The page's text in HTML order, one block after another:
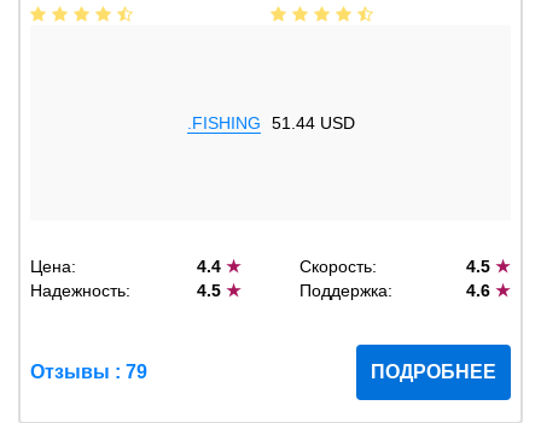
.FISHING 51.44 USD
Цена: 4.4★ Скорость: 4.5 ★
Надежность:
4.5★ Поддержка: 4.6 ★
Отзывы : 79 ПОДРОБНЕЕ